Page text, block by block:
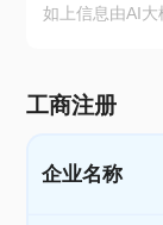
如上信息由AI
工商注册
企业名称